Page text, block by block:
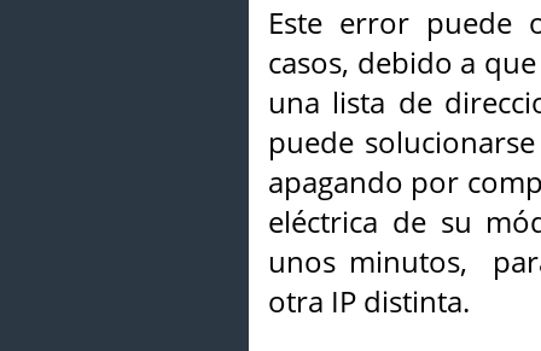
Este error puede
casos, debido a
una lista de
puede
apagando por
eléctrica de su
unos minutos,
otra IP distinta.